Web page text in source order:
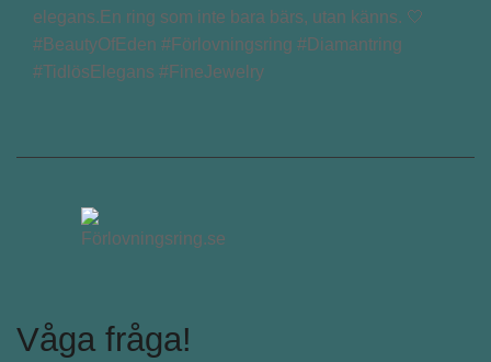
elegans.En ring som inte bara bärs, utan känns. 🤍
#BeautyOfEden #Förlovningsring #Diamantring
#TidlösElegans #FineJewelry
Våga fråga!